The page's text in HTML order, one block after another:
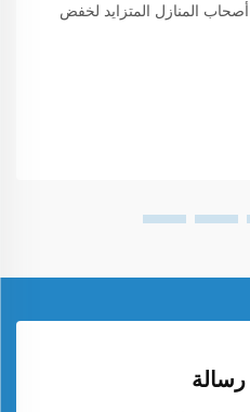
المنازل المتزايد لخفض
طاقة نظيفة وفعالة.
رسالة